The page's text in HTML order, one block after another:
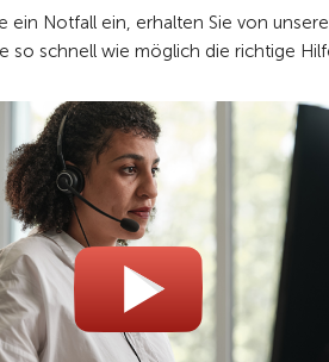
ein Notfall ein, erhalten Sie von
so schnell wie möglich die richtige